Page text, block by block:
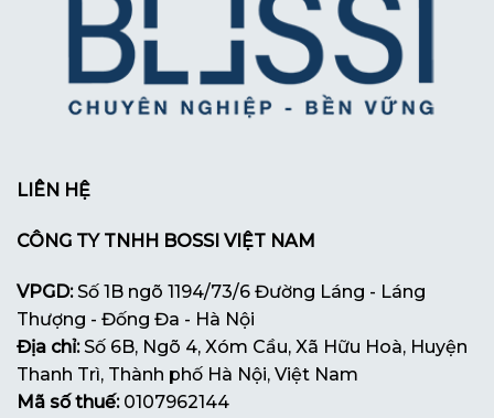
LIÊN HỆ
CÔNG TY TNHH BOSSI VIỆT NAM
VPGD:Số 1B ngõ 1194/73/6 Đường Láng - Láng
Thượng - Đống Đa - Hà Nội
Địa chỉ:Số 6B, Ngõ 4, Xóm Cầu, Xã Hữu Hoà, Huyện
Thanh Trì, Thành phố Hà Nội, Việt Nam
Mã số thuế:0107962144